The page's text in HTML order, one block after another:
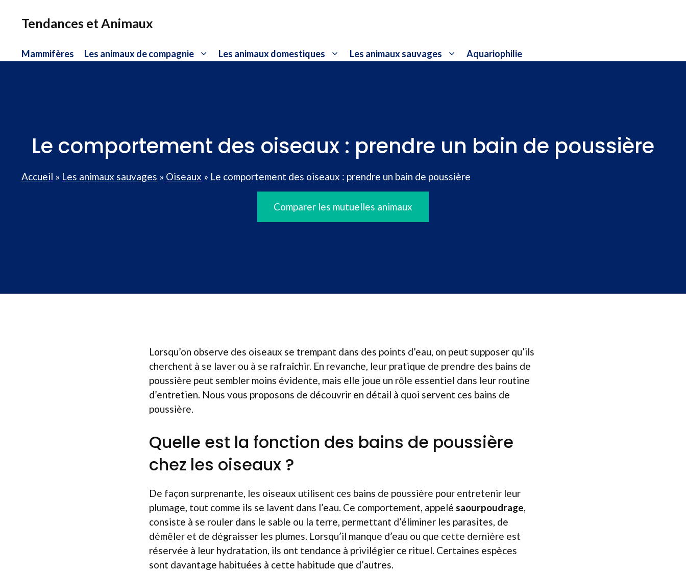
Tendances et Animaux
Mammifères Les animaux de compagnie Les animaux domestiques Les animaux sauvages Aquariophilie
Le comportement des oiseaux : prendre un bain de poussière
Accueil » Les animaux sauvages » Oiseaux » Le comportement des oiseaux : prendre un bain de poussière
Comparer les mutuelles animaux
Lorsqu’on observe des oiseaux se trempant dans des points d’eau, on peut supposer qu’ils
cherchent à se laver ou à se rafraîchir. En revanche, leur pratique de prendre des bains de
poussière peut sembler moins évidente, mais elle joue un rôle essentiel dans leur routine
d’entretien. Nous vous proposons de découvrir en détail à quoi servent ces bains de
poussière.
Quelle est la fonction des bains de poussière
chez les oiseaux ?
De façon surprenante, les oiseaux utilisent ces bains de poussière pour entretenir leur
plumage, tout comme ils se lavent dans l’eau. Ce comportement, appelé saourpoudrage
consiste à se rouler dans le sable ou la terre, permettant d’éliminer les parasites, de
démêler et de dégraisser les plumes. Lorsqu’il manque d’eau ou que cette dernière est
réservée à leur hydratation, ils ont tendance à privilégier ce rituel. Certaines espèces
sont davantage habituées à cette habitude que d’autres.